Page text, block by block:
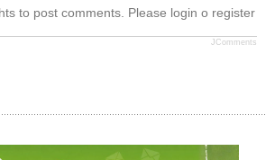
to post comments. Please login o register
JComments